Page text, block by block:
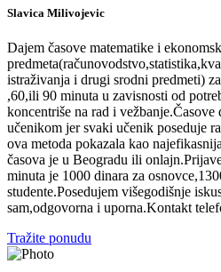
Slavica Milivojevic
Dajem časove matematike i
istraživanja i drugi srodni predmeti)
,60,ili 90 minuta u zavisnosti od
koncentriše na rad i vežbanje.Časove
učenikom jer svaki učenik poseduje
ova metoda pokazala kao
časova je u Beogradu ili
minuta je 1000 dinara za
studente.Posedujem višegodišnje
sam,odgovorna i uporna.Kontakt
Tražite ponudu